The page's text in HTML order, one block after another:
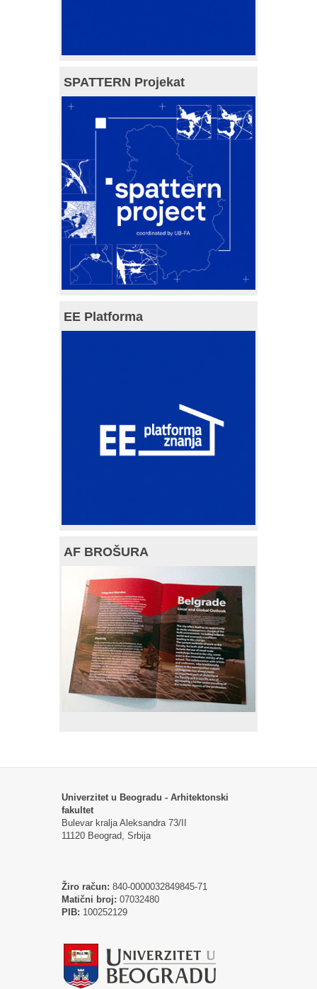
SPATTERN Projekat
EE Platforma
AF BROŠURA
Univerzitet u Beogradu - Arhitektonski
fakultet
Bulevar kralja Aleksandra 73/II
11120 Beograd, Srbija
Žiro račun: 840-0000032849845-71
Matični broj: 07032480
PIB: 100252129